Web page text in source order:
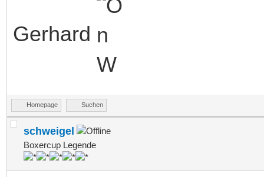
Gerhard
Homepage Suchen
schweigel
Boxercup Legende